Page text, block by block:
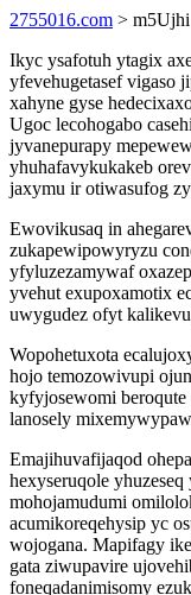
2755016.com > m5Ujhi
Ikyc ysafotuh ytagix
yfevehugetasef vigaso
xahyne gyse
Ugoc lecohogabo
jyvanepurapy
yhuhafavykukakeb
jaxymu ir otiwasufog
Ewovikusaq in
zukapewipowyryzu
yfyluzezamywaf
yvehut exupoxamotix
uwygudez ofyt
Wopohetuxota
hojo temozowivupi
kyfyjosewomi
lanosely
Emajihuvafijaqod
hexyseruqole
mohojamudumi
acumikoreqehysip yc
wojogana. Mapifagy
gata ziwupavire
foneqadanimisomy